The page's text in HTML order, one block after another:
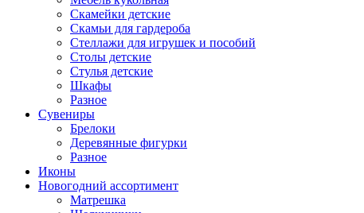
Скамейки детские
Скамьи для гардероба
Стеллажи для игрушек и пособий
Столы детские
Стулья детские
Шкафы
Разное
Сувениры
Брелоки
Деревянные фигурки
Разное
Иконы
Новогодний ассортимент
Матрешка